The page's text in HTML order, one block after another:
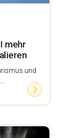
mehr
und